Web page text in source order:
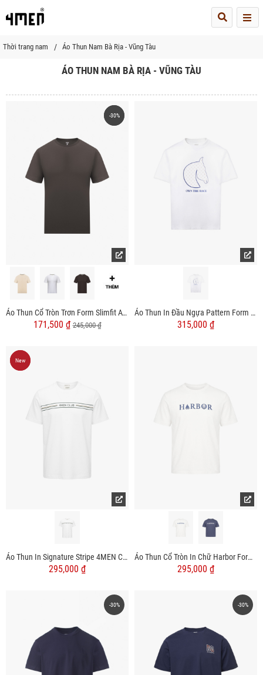
Thời trang nam Áo Thun Nam Bà Rịa - Vũng Tàu
ÁO THUN NAM BÀ RỊA - VŨNG TÀU
-30%
-30%
Áo Thun Cổ Tròn Trơn Form Slimfit AT132
171,500 ₫245,000 ₫
Áo Thun In Đầu Ngựa Pattern Form Regular AT183
315,000 ₫
New
New
Áo Thun In Signature Stripe 4MEN Club Form Regular AT197 Màu Trắng
295,000 ₫
Áo Thun Cổ Tròn In Chữ Harbor Form Relaxed AT193
295,000 ₫
-30% -30%